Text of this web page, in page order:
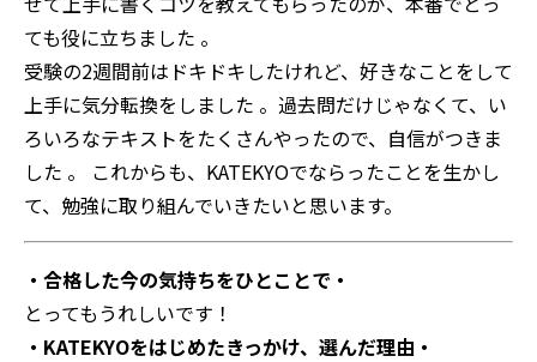
ても役に立ちました 。
受験の2週間前はドキドキしたけれど、好きなことをして
上手に気分転換をしました 。過去問だけじゃなくて、い
ろいろなテキストをたくさんやったので、自信がつきま
した 。 これからも、KATEKYOでならったことを生かし
て、勉強に取り組んでいきたいと思います。
・合格した今の気持ちをひとことで・
とってもうれしいです！
・KATEKYOをはじめたきっかけ、選んだ理由・